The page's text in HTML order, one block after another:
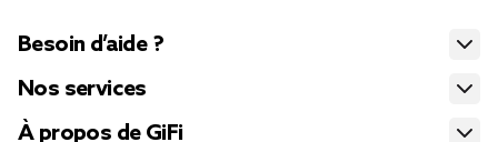
Besoin d’aide ?
Nos services
À propos de GiFi